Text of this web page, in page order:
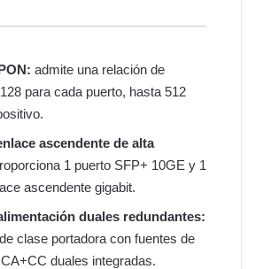
admite una relación de
para cada puerto, hasta 512
ascendente de alta
1 puerto SFP+ 10GE y 1
ascendente gigabit.
duales redundantes:
clase portadora con fuentes de
duales integradas.